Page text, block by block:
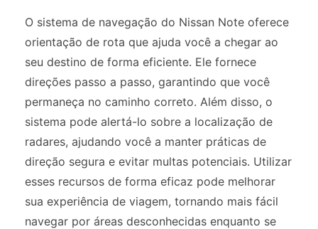
O sistema de navegação do Nissan Note oferece
orientação de rota que ajuda você a chegar ao
seu destino de forma eficiente. Ele fornece
direções passo a passo, garantindo que você
permaneça no caminho correto. Além disso, o
sistema pode alertá-lo sobre a localização de
radares, ajudando você a manter práticas de
direção segura e evitar multas potenciais. Utilizar
esses recursos de forma eficaz pode melhorar
sua experiência de viagem, tornando mais fácil
navegar por áreas desconhecidas enquanto se